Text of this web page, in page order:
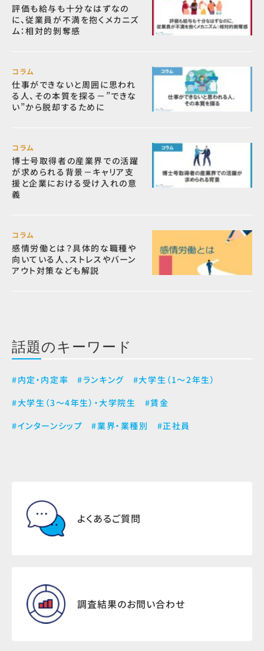
評価も給与も十分なはずなの
に、従業員が不満を抱くメカニズ
ム：相対的剝奪感
コラム
仕事ができないと周囲に思われ
る人、その本質を探る－”できな
い”から脱却するために
コラム
博士号取得者の産業界での活躍
が求められる背景－キャリア支
援と企業における受け入れの意
義
コラム
感情労働とは？具体的な職種や
向いている人、ストレスやバーン
アウト対策なども解説
話題のキーワード
#内定・内定率 #ランキング
#大学生（1～2年生）
#大学生（3～4年生）・大学院生
#賃金
#インターンシップ
#業界・業種別 #正社員
よくあるご質問
調査結果のお問い合わせ